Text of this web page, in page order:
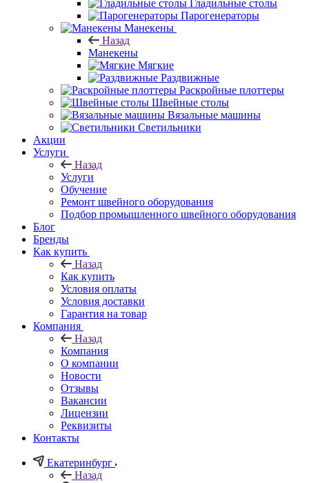
Гладильные столы
Парогенераторы
Манекены
Назад
Манекены
Мягкие
Раздвижные
Раскройные плоттеры
Швейные столы
Вязальные машины
Светильники
Акции
Услуги
Назад
Услуги
Обучение
Ремонт швейного оборудования
Подбор промышленного швейного оборудования
Блог
Бренды
Как купить
Назад
Как купить
Условия оплаты
Условия доставки
Гарантия на товар
Компания
Назад
Компания
О компании
Новости
Отзывы
Вакансии
Лицензии
Реквизиты
Контакты
Екатеринбург
Назад